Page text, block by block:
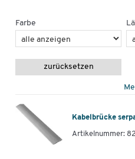
Farbe
zurücksetzen
Kabelbrücke
Artikelnummer: